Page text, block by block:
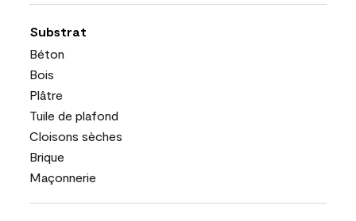
Substrat
Béton
Bois
Plâtre
Tuile de plafond
Cloisons sèches
Brique
Maçonnerie